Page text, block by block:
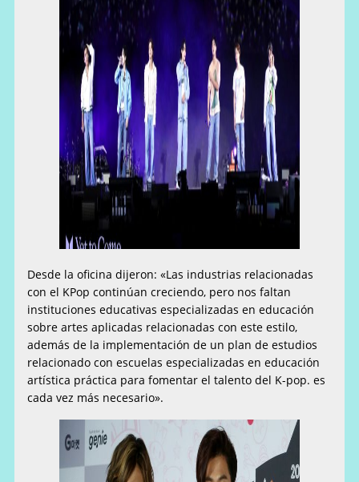
Desde la oficina dijeron: «Las industrias relacionadas
con el KPop continúan creciendo, pero nos faltan
instituciones educativas especializadas en educación
sobre artes aplicadas relacionadas con este estilo,
además de la implementación de un plan de estudios
relacionado con escuelas especializadas en educación
artística práctica para fomentar el talento del K-pop. es
cada vez más necesario».